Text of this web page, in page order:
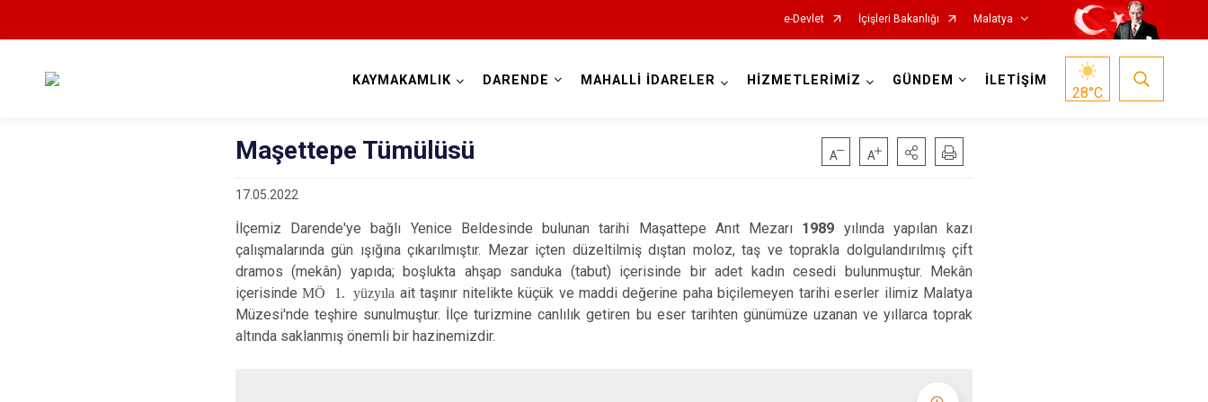
e-Devlet İçişleri Bakanlığı Malatya
Akçadağ
Arapgir
Hekimhan
Kale
KAYMAKAMLIK DARENDE MAHALLİ İDARELER HİZMETLERİMİZ GÜNDEM İLETİŞİM
28°C
Maşettepe Tümülüsü
17.05.2022
İlçemiz Darende'ye bağlı Yenice Beldesinde bulunan tarihi Maşattepe Anıt Mezarı 1989 yılında yapılan kazı
çalışmalarında gün ışığına çıkarılmıştır. Mezar içten düzeltilmiş dıştan moloz, taş ve toprakla dolgulandırılmış çift
dramos (mekân) yapıda; boşlukta ahşap sanduka (tabut) içerisinde bir adet kadın cesedi bulunmuştur. Mekân
içerisindeMÖ 1. yüzyıla ait taşınır nitelikte küçük ve maddi değerine paha biçilemeyen tarihi eserler ilimiz Malatya
Müzesi'nde teşhire sunulmuştur. İlçe turizmine canlılık getiren bu eser tarihten günümüze uzanan ve yıllarca toprak
altında saklanmış önemli bir hazinemizdir.